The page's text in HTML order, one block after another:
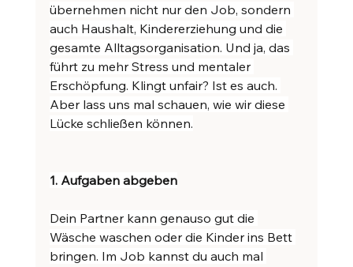
übernehmen nicht nur den Job, sondern
auch Haushalt, Kindererziehung und die
gesamte Alltagsorganisation. Und ja, das
führt zu mehr Stress und mentaler
Erschöpfung. Klingt unfair? Ist es auch.
Aber lass uns mal schauen, wie wir diese
Lücke schließen können.
1. Aufgaben abgeben
Dein Partner kann genauso gut die
Wäsche waschen oder die Kinder ins Bett
bringen. Im Job kannst du auch mal